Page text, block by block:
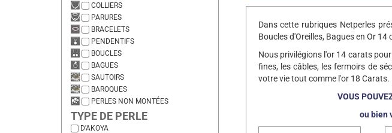
COLLIERS
PARURES
BRACELETS
PENDENTIFS
BOUCLES
BAGUES
SAUTOIRS
BAROQUES
PERLES NON MONTÉES
TYPE DE PERLE
D'AKOYA
Dans cette rubriques Netperles
Boucles d'Oreilles, Bagues en Or 14
Nous privilégions l'or 14 carats
fines, les câbles, les fermoirs de
votre vie tout comme l'or 18 Carats.
VOUS
ou bien